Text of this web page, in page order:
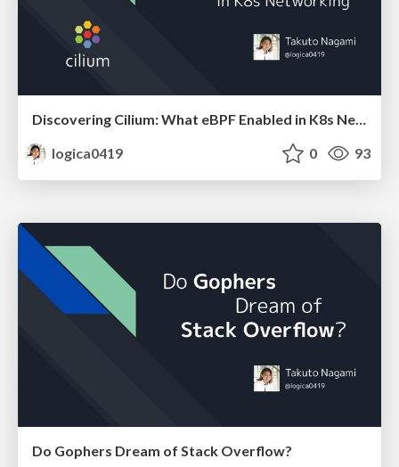
logica0419
0 93
Do Gophers Dream of Stack Overflow?